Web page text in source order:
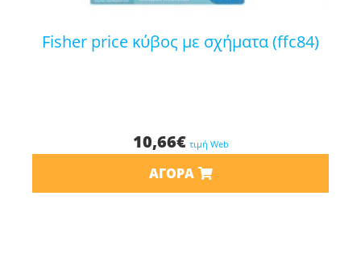
fisher price κύβος με σχήματα (ffc84)
10,66€ τιμή Web
ΑΓΟΡΆ